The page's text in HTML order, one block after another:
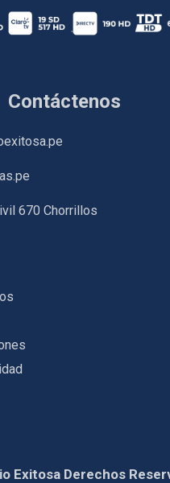
Contáctenos
670 Chorrillos
Exitosa Derechos